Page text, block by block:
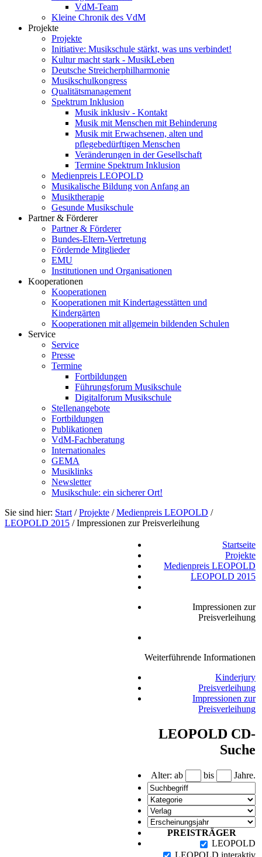
VdM-Team
Kleine Chronik des VdM
Projekte
Projekte
Initiative: Musikschule stärkt, was uns verbindet!
Kultur macht stark - MusikLeben
Deutsche Streicherphilharmonie
Musikschulkongress
Qualitätsmanagement
Spektrum Inklusion
Musik inklusiv - Kontakt
Musik mit Menschen mit Behinderung
Musik mit Erwachsenen, alten und
pflegebedürftigen Menschen
Veränderungen in der Gesellschaft
Termine Spektrum Inklusion
Medienpreis LEOPOLD
Musikalische Bildung von Anfang an
Musiktherapie
Gesunde Musikschule
Partner & Förderer
Partner & Förderer
Bundes-Eltern-Vertretung
Fördernde Mitglieder
EMU
Institutionen und Organisationen
Kooperationen
Kooperationen
Kooperationen mit Kindertagesstätten und
Kindergärten
Kooperationen mit allgemein bildenden Schulen
Service
Service
Presse
Termine
Fortbildungen
Führungsforum Musikschule
Digitalforum Musikschule
Stellenangebote
Fortbildungen
Publikationen
VdM-Fachberatung
Internationales
GEMA
Musiklinks
Newsletter
Musikschule: ein sicherer Ort!
Sie sind hier: Start /Projekte /Medienpreis LEOPOLD /
LEOPOLD 2015 /Impressionen zur Preisverleihung
Startseite
Projekte
Medienpreis LEOPOLD
LEOPOLD 2015
Impressionen zur
Preisverleihung
Weiterführende Informationen
Kinderjury
Preisverleihung
Impressionen zur
Preisverleihung
LEOPOLD CD-
Suche
Alter: ab bis Jahre.
PREISTRÄGER
LEOPOLD
LEOPOLD interaktiv